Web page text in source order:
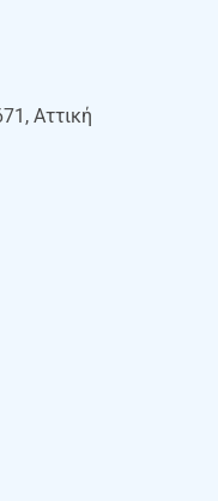
Αττική